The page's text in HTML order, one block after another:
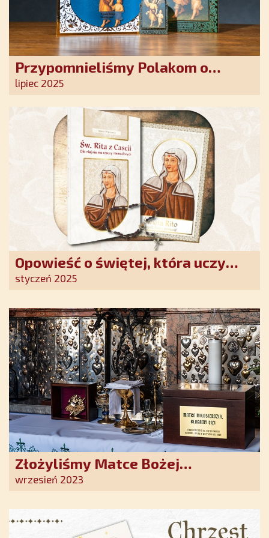
Przypomnieliśmy Polakom o
obecności Anioła Stróża!
lipiec 2025
Opowieść o świętej, która uczy
szczerego oddania się Bogu.
nadziei w XXI wieku
styczeń 2025
Złożyliśmy Matce Bożej
Ostrobramskiej pozłacane wotum
wrzesień 2023